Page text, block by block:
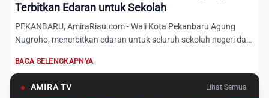
Terbitkan Edaran untuk Sekolah
PEKANBARU, AmiraRiau.com - Wali Kota Pekanbaru Agung
Nugroho, menerbitkan edaran untuk seluruh sekolah negeri dan
BACA SELENGKAPNYA
● AMIRA TV Lihat Semua